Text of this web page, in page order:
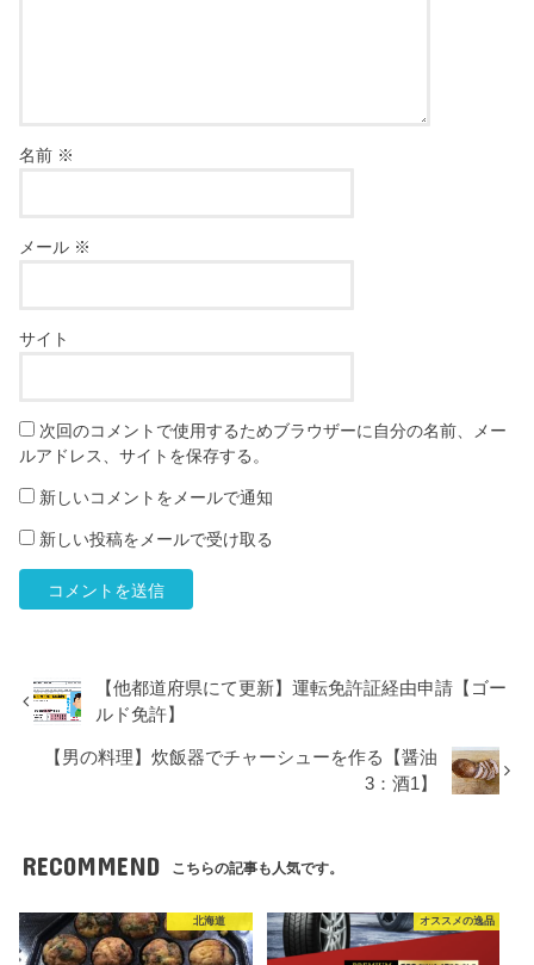
名前 ※
メール ※
サイト
次回のコメントで使用するためブラウザーに自分の名前、メー
ルアドレス、サイトを保存する。
新しいコメントをメールで通知
新しい投稿をメールで受け取る
【他都道府県にて更新】運転免許証経由申請【ゴー
ルド免許】
【男の料理】炊飯器でチャーシューを作る【醤油
3：酒1】
RECOMMEND こちらの記事も人気です。
北海道 オススメの逸品